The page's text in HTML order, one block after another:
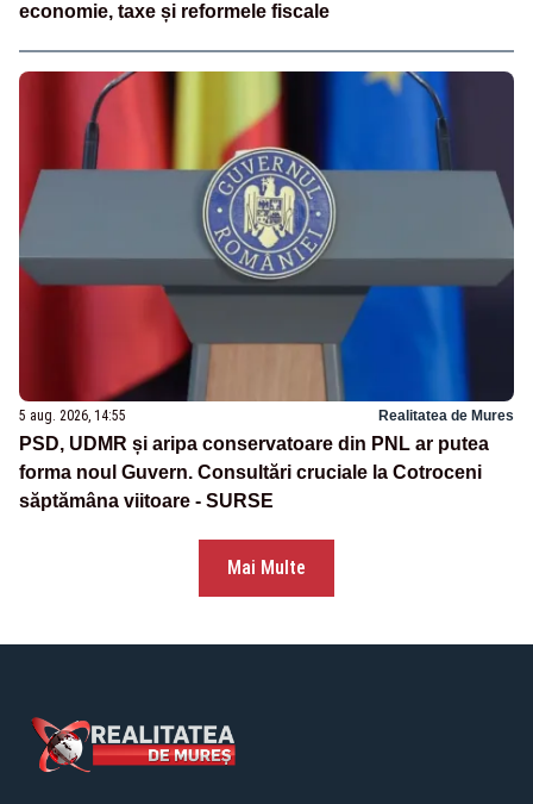
economie, taxe și reformele fiscale
5 aug. 2026, 14:55 Realitatea de Mures
PSD, UDMR și aripa conservatoare din PNL ar putea
forma noul Guvern. Consultări cruciale la Cotroceni
săptămâna viitoare - SURSE
Mai Multe